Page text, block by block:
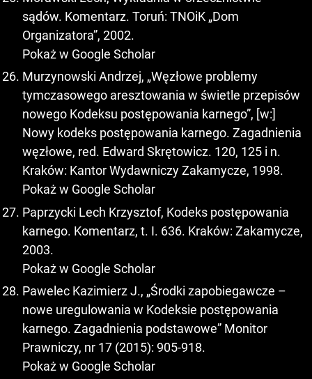
sądów. Komentarz. Toruń: TNOiK „Dom
Organizatora”, 2002.
Pokaż w Google Scholar
Murzynowski Andrzej, „Węzłowe problemy
tymczasowego aresztowania w świetle przepisów
nowego Kodeksu postępowania karnego”, [w:]
Nowy kodeks postępowania karnego. Zagadnienia
węzłowe, red. Edward Skrętowicz. 120, 125 i n.
Kraków: Kantor Wydawniczy Zakamycze, 1998.
Pokaż w Google Scholar
Paprzycki Lech Krzysztof, Kodeks postępowania
karnego. Komentarz, t. I. 636. Kraków: Zakamycze,
2003.
Pokaż w Google Scholar
Pawelec Kazimierz J., „Środki zapobiegawcze –
nowe uregulowania w Kodeksie postępowania
karnego. Zagadnienia podstawowe” Monitor
Prawniczy, nr 17 (2015): 905-918.
Pokaż w Google Scholar